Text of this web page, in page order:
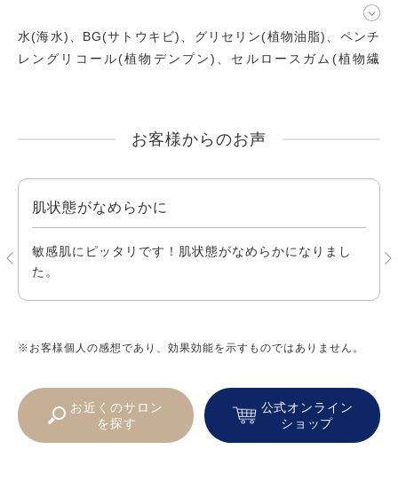
水(海水)、BG(サトウキビ)、グリセリン(植物油脂)、ペンチ
レングリコール(植物デンプン)、セルロースガム(植物繊
樹皮エキス(セイヨウクロヤナギ)、海塩(海水)
お客様からのお声
肌状態がなめらかに
敏感肌にピッタリです！肌状態がなめらかになりまし
た。
※お客様個人の感想であり、効果効能を示すものではありません。
お近くのサロン
を探す
公式オンライン
ショップ